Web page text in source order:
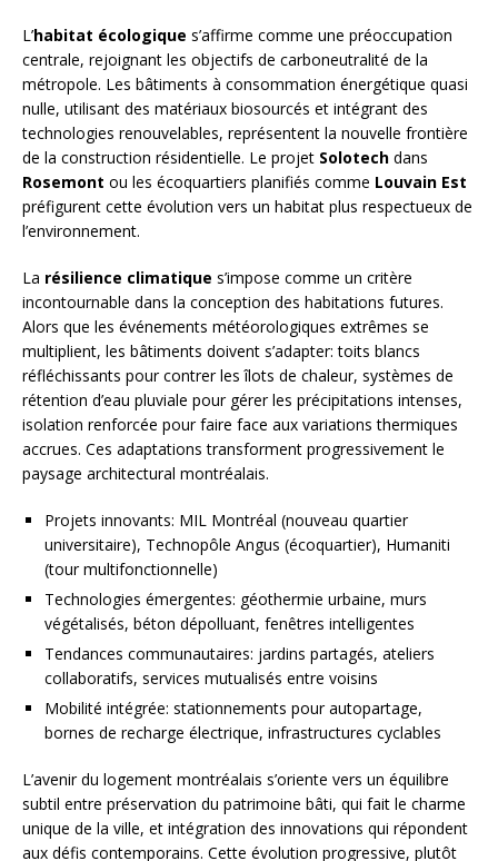
L’habitat écologique s’affirme comme une préoccupation
centrale, rejoignant les objectifs de carboneutralité de la
métropole. Les bâtiments à consommation énergétique quasi
nulle, utilisant des matériaux biosourcés et intégrant des
technologies renouvelables, représentent la nouvelle frontière
de la construction résidentielle. Le projet Solotech dans
Rosemont ou les écoquartiers planifiés comme Louvain Est
préfigurent cette évolution vers un habitat plus respectueux de
l’environnement.
La résilience climatique s’impose comme un critère
incontournable dans la conception des habitations futures.
Alors que les événements météorologiques extrêmes se
multiplient, les bâtiments doivent s’adapter: toits blancs
réfléchissants pour contrer les îlots de chaleur, systèmes de
rétention d’eau pluviale pour gérer les précipitations intenses,
isolation renforcée pour faire face aux variations thermiques
accrues. Ces adaptations transforment progressivement le
paysage architectural montréalais.
Projets innovants: MIL Montréal (nouveau quartier
universitaire), Technopôle Angus (écoquartier), Humaniti
(tour multifonctionnelle)
Technologies émergentes: géothermie urbaine, murs
végétalisés, béton dépolluant, fenêtres intelligentes
Tendances communautaires: jardins partagés, ateliers
collaboratifs, services mutualisés entre voisins
Mobilité intégrée: stationnements pour autopartage,
bornes de recharge électrique, infrastructures cyclables
L’avenir du logement montréalais s’oriente vers un équilibre
subtil entre préservation du patrimoine bâti, qui fait le charme
unique de la ville, et intégration des innovations qui répondent
aux défis contemporains. Cette évolution progressive, plutôt